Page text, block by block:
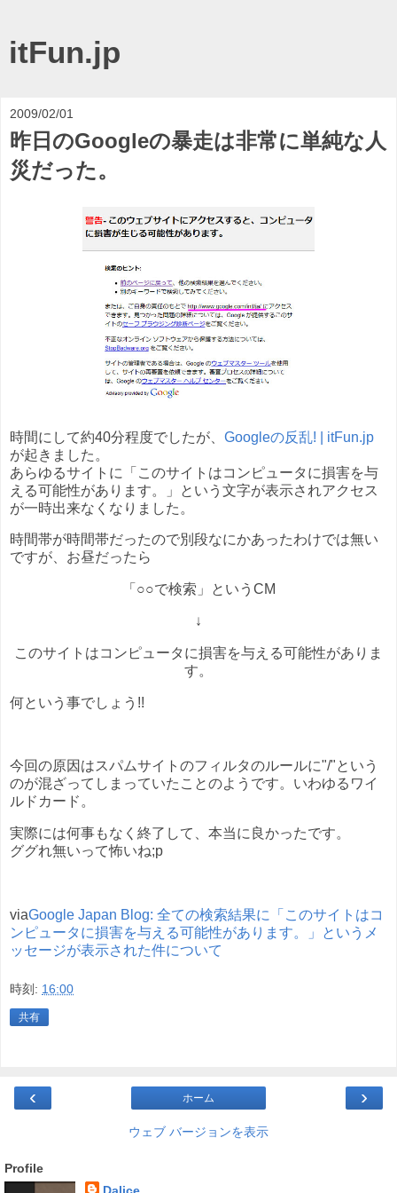
itFun.jp
2009/02/01
昨日のGoogleの暴走は非常に単純な人
災だった。
時間にして約40分程度でしたが、 Googleの反乱! | itFun.jp
が起きました。
あらゆるサイトに「このサイトはコンピュータに損害を与
える可能性があります。」という文字が表示されアクセス
が一時出来なくなりました。
時間帯が時間帯だったので別段なにかあったわけでは無い
ですが、お昼だったら
「○○で検索」というCM
↓
このサイトはコンピュータに損害を与える可能性がありま
す。
何という事でしょう!!
今回の原因はスパムサイトのフィルタのルールに"/"という
のが混ざってしまっていたことのようです。いわゆるワイ
ルドカード。
実際には何事もなく終了して、本当に良かったです。
ググれ無いって怖いね;p
viaGoogle Japan Blog: 全ての検索結果に「このサイトはコ
ンピュータに損害を与える可能性があります。」というメ
ッセージが表示された件について
時刻: 16:00
共有
‹ ›
ホーム
ウェブ バージョンを表示
Profile